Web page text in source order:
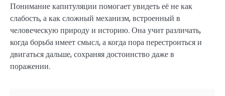
Понимание капитуляции помогает увидеть её не как
слабость, а как сложный механизм, встроенный в
человеческую природу и историю. Она учит различать,
когда борьба имеет смысл, а когда пора перестроиться и
двигаться дальше, сохраняя достоинство даже в
поражении.